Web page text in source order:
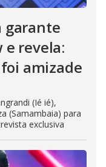
garante
revela:
amizade
(Ié ié),
(Samambaia) para
exclusiva